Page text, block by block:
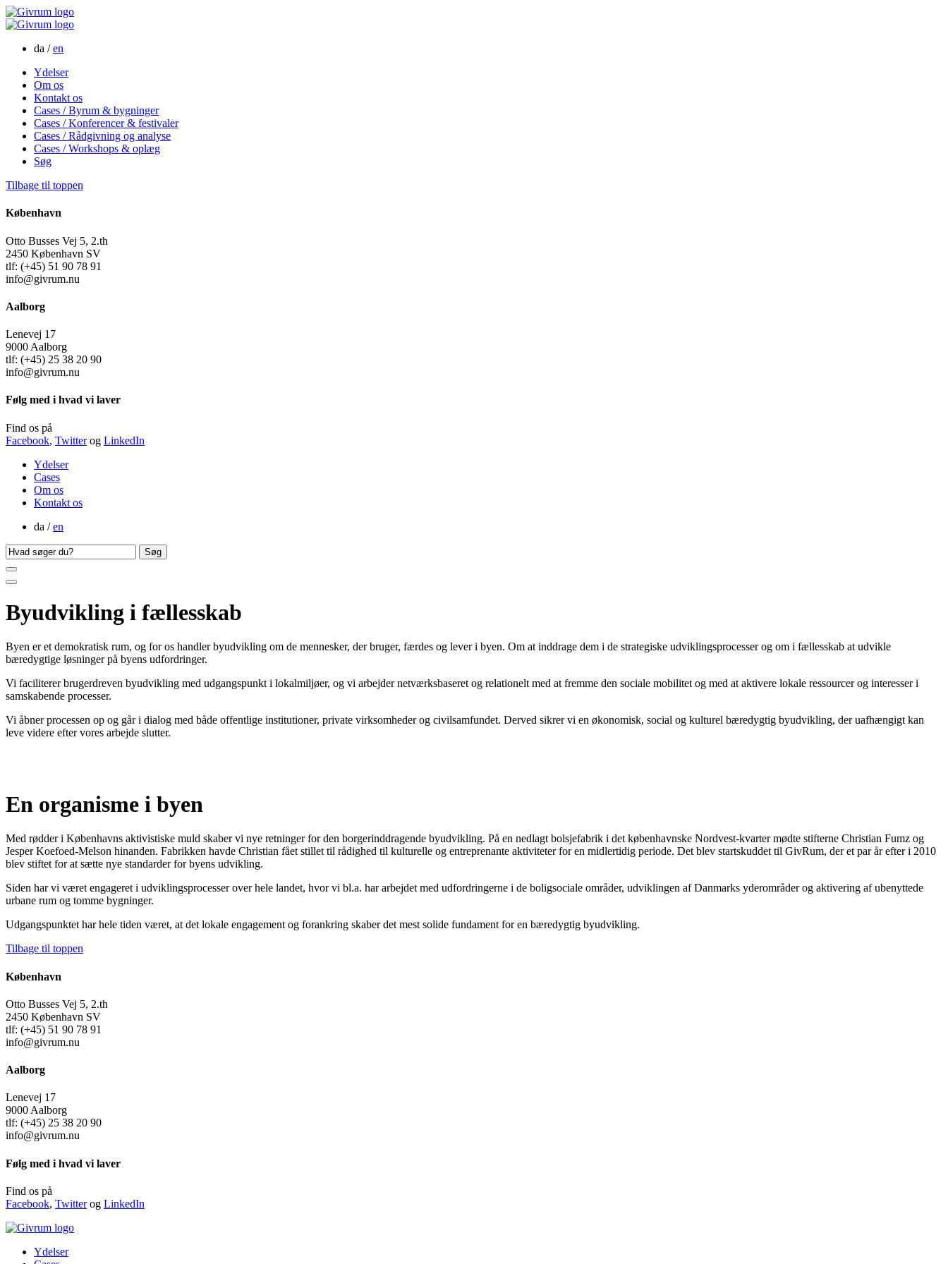
da /en
Ydelser
Om os
Kontakt os
Cases / Byrum & bygninger
Cases / Konferencer & festivaler
Cases / Rådgivning og analyse
Cases / Workshops & oplæg
Søg
Tilbage til toppen
København
Otto Busses Vej 5, 2.th
2450 København SV
tlf: (+45) 51 90 78 91
info@givrum.nu
Aalborg
Lenevej 17
9000 Aalborg
tlf: (+45) 25 38 20 90
info@givrum.nu
Følg med i hvad vi laver
Find os på
Facebook, Twitterog LinkedIn
Ydelser
Cases
Om os
Kontakt os
da /en
Søg
efter
Byudvikling i fællesskab
Byen er et demokratisk rum, og for os handler byudvikling om de mennesker, der bruger, færdes og lever i byen. Om at inddrage dem i de strategiske udviklingsprocesser og om i fællesskab at udvikle
bæredygtige løsninger på byens udfordringer.
Vi faciliterer brugerdreven byudvikling med udgangspunkt i lokalmiljøer, og vi arbejder netværksbaseret og relationelt med at fremme den sociale mobilitet og med at aktivere lokale ressourcer og interesser i
samskabende processer.
Vi åbner processen op og går i dialog med både offentlige institutioner, private virksomheder og civilsamfundet. Derved sikrer vi en økonomisk, social og kulturel bæredygtig byudvikling, der uafhængigt kan
leve videre efter vores arbejde slutter.
En organisme i byen
Med rødder i Københavns aktivistiske muld skaber vi nye retninger for den borgerinddragende byudvikling. På en nedlagt bolsjefabrik i det københavnske Nordvest-kvarter mødte stifterne Christian Fumz og
Jesper Koefoed-Melson hinanden. Fabrikken havde Christian fået stillet til rådighed til kulturelle og entreprenante aktiviteter for en midlertidig periode. Det blev startskuddet til GivRum, der et par år efter i 2010
blev stiftet for at sætte nye standarder for byens udvikling.
Siden har vi været engageret i udviklingsprocesser over hele landet, hvor vi bl.a. har arbejdet med udfordringerne i de boligsociale områder, udviklingen af Danmarks yderområder og aktivering af ubenyttede
urbane rum og tomme bygninger.
Udgangspunktet har hele tiden været, at det lokale engagement og forankring skaber det mest solide fundament for en bæredygtig byudvikling.
Tilbage til toppen
København
Otto Busses Vej 5, 2.th
2450 København SV
tlf: (+45) 51 90 78 91
info@givrum.nu
Aalborg
Lenevej 17
9000 Aalborg
tlf: (+45) 25 38 20 90
info@givrum.nu
Følg med i hvad vi laver
Find os på
Facebook, Twitterog LinkedIn
Ydelser